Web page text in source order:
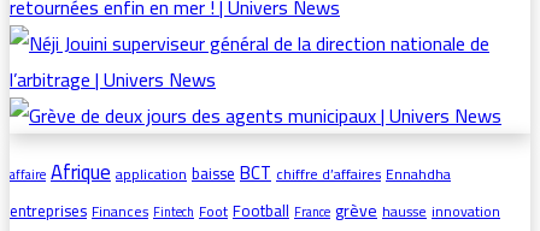
affaire AfriqueapplicationbaisseBCTchiffre d’affairesEnnahdha
entreprisesFinances Fintech FootFootball France grèvehausseinnovation